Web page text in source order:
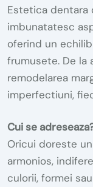
Estetica dentara
imbunatatesc
oferind un
frumusete. De la
remodelarea
imperfectiuni,
Cui se
Oricui doreste
armonios,
culorii, formei